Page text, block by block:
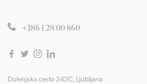
+386 1 28 00 860
Dolenjska cesta 242C, Ljubljana